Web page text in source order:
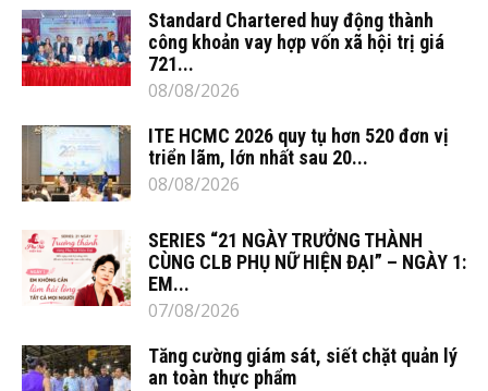
Standard Chartered huy động thành
công khoản vay hợp vốn xã hội trị giá
721...
08/08/2026
ITE HCMC 2026 quy tụ hơn 520 đơn vị
triển lãm, lớn nhất sau 20...
08/08/2026
SERIES “21 NGÀY TRƯỞNG THÀNH
CÙNG CLB PHỤ NỮ HIỆN ĐẠI” – NGÀY 1:
EM...
07/08/2026
Tăng cường giám sát, siết chặt quản lý
an toàn thực phẩm